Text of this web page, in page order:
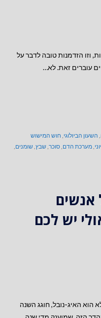
וזו הזדמנות טובה לדבר על
, השעון הביולוגי, חוש המישוש
,מערכת הדם,סוכר,שבץ,שומנים,
אנשים
יש לכם
האיג-נובל, חוגג השנה